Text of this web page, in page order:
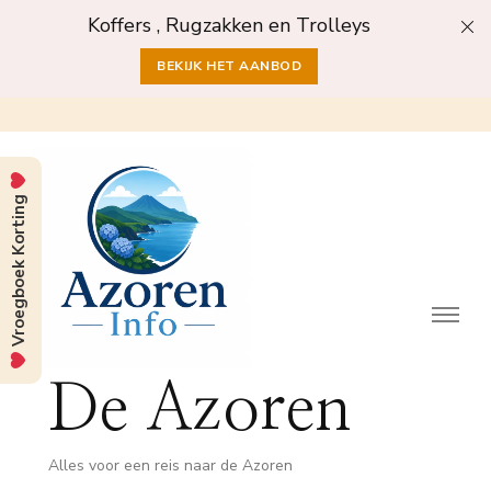
Koffers , Rugzakken en Trolleys
BEKIJK HET AANBOD
De Azoren
Alles voor een reis naar de Azoren
Vroegboek Korting